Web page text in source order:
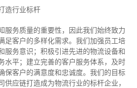
造行业标杆
服务质量的重要性，因此我们始终致力
足客户的多样化需求。我们加强员工培
服务意识；积极引进先进的物流设备和
水平；建立完善的客户服务体系，及时
保客户的满意度和忠诚度。我们的目标
供应链打造成为物流行业的标杆企业，